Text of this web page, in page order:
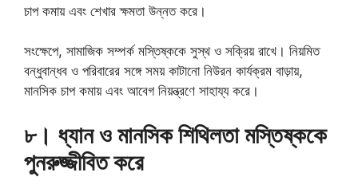
চাপ কমায় এবং শেখার ক্ষমতা উন্নত করে।
সংক্ষেপে, সামাজিক সম্পর্ক মস্তিষ্ককে সুস্থ ও সক্রিয় রাখে। নিয়মিত
বন্ধুবান্ধব ও পরিবারের সঙ্গে সময় কাটানো নিউরন কার্যক্রম বাড়ায়,
মানসিক চাপ কমায় এবং আবেগ নিয়ন্ত্রণে সাহায্য করে।
৮। ধ্যান ও মানসিক শিথিলতা মস্তিষ্ককে
পুনরুজ্জীবিত করে